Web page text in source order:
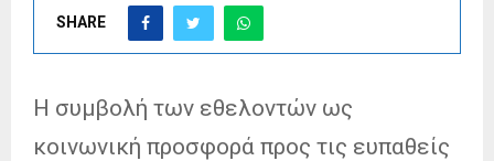
SHARE
Η συμβολή των εθελοντών ως
κοινωνική προσφορά προς τις ευπαθείς